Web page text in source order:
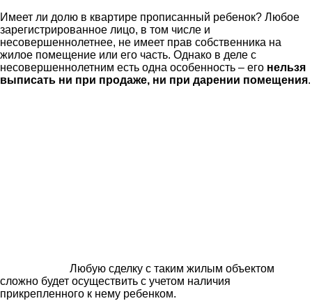
Имеет ли долю в квартире прописанный ребенок? Любое
зарегистрированное лицо, в том числе и
несовершеннолетнее, не имеет прав собственника на
жилое помещение или его часть. Однако в деле с
несовершеннолетним есть одна особенность – его нельзя
выписать ни при продаже, ни при дарении помещения.
Любую сделку с таким жилым объектом
сложно будет осуществить с учетом наличия
прикрепленного к нему ребенком.